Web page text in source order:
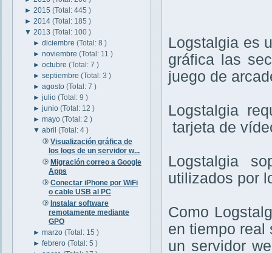
► 2015 (Total: 445 )
► 2014 (Total: 185 )
▼ 2013 (Total: 100 )
►diciembre(Total: 8 )
►noviembre(Total: 11 )
►octubre(Total: 7 )
►septiembre(Total: 3 )
►agosto(Total: 7 )
►julio(Total: 9 )
►junio(Total: 12 )
►mayo(Total: 2 )
▼abril(Total: 4 )
Visualización gráfica de
los logs de un servidor w...
Migración correo a Google
Apps
Conectar iPhone por WiFi
o cable USB al PC
Instalar software
remotamente mediante
GPO
►marzo(Total: 15 )
►febrero(Total: 5 )
Logstalgia es
gráfica las
juego de
Logstalgia
tarjeta de
Logstalgia
utilizados por
Como
en tiempo real
un servidor